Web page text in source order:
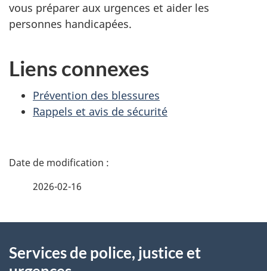
vous préparer aux urgences et aider les
personnes handicapées.
Liens connexes
Prévention des blessures
Rappels et avis de sécurité
D
i
2026-02-16
propos
Services de police, justice et